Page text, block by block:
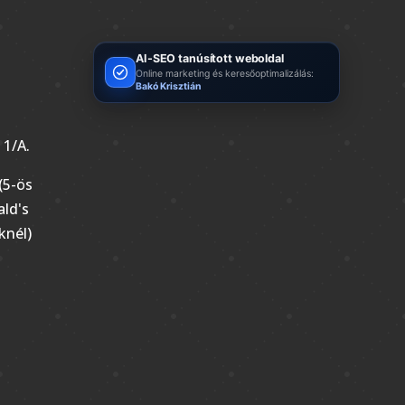
A.
ös
AI-SEO tanúsított weboldal
Online marketing és keresőoptimalizálás:
Bakó Krisztián